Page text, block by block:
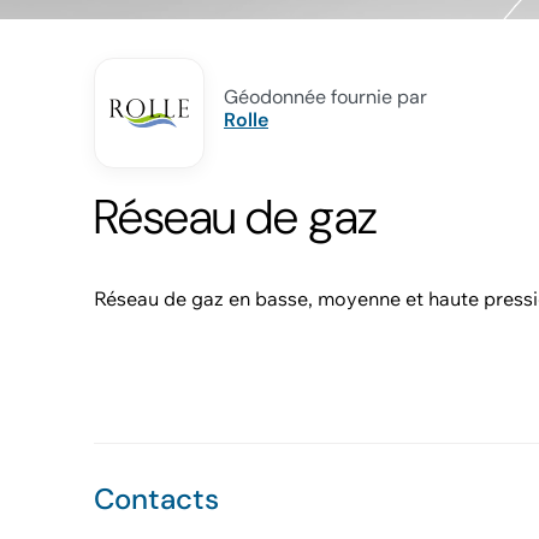
Géodonnée fournie par
Rolle
Réseau de gaz
Réseau de gaz en basse, moyenne et haute
Contacts